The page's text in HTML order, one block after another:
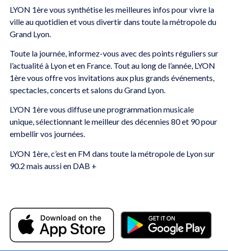
LYON 1ère vous synthétise les meilleures infos pour vivre la
ville au quotidien et vous divertir dans toute la métropole du
Grand Lyon.
Toute la journée, informez-vous avec des points réguliers sur
l’actualité à Lyon et en France. Tout au long de l’année, LYON
1ère vous offre vos invitations aux plus grands événements,
spectacles, concerts et salons du Grand Lyon.
LYON 1ère vous diffuse une programmation musicale
unique, sélectionnant le meilleur des décennies 80 et 90 pour
embellir vos journées.
LYON 1ère, c’est en FM dans toute la métropole de Lyon sur
90.2 mais aussi en DAB +